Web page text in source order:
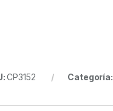
CP3152 Categoría: